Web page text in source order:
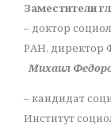
Заместители
– доктор
РАН,
Михаил
– кандидат
Институт